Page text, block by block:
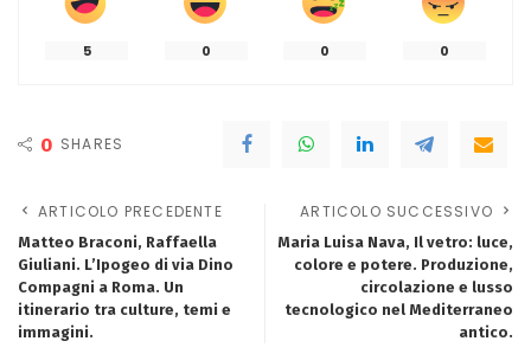
5 0 0 0
0 SHARES
ARTICOLO PRECEDENTE
Matteo Braconi, Raffaella
Giuliani. L’Ipogeo di via Dino
Compagni a Roma. Un
itinerario tra culture, temi e
immagini.
ARTICOLO SUCCESSIVO
Maria Luisa Nava, Il vetro: luce,
colore e potere. Produzione,
circolazione e lusso
tecnologico nel Mediterraneo
antico.